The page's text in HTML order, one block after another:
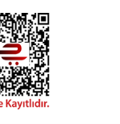
alıyordum
açar